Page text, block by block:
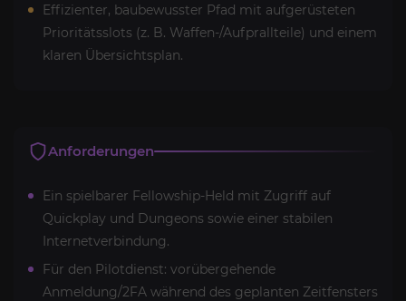
Effizienter, baubewusster Pfad mit aufgerüsteten
Prioritätsslots (z. B. Waffen-/Aufprallteile) und einem
klaren Übersichtsplan.
Anforderungen
Ein spielbarer Fellowship-Held mit Zugriff auf
Quickplay und Dungeons sowie einer stabilen
Internetverbindung.
Für den Pilotdienst: vorübergehende
Anmeldung/2FA während des geplanten Zeitfensters